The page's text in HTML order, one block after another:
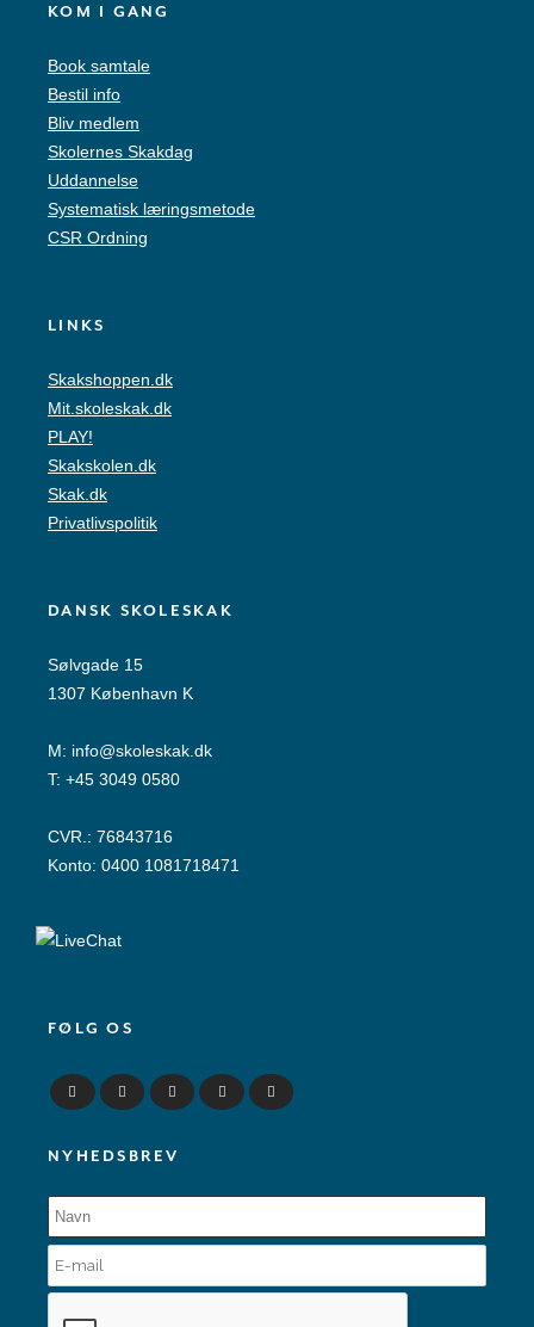
KOM I GANG
Book samtale
Bestil info
Bliv medlem
Skolernes Skakdag
Uddannelse
Systematisk læringsmetode
CSR Ordning
LINKS
Skakshoppen.dk
Mit.skoleskak.dk
PLAY!
Skakskolen.dk
Skak.dk
Privatlivspolitik
DANSK SKOLESKAK
Sølvgade 15
1307 København K
M: info@skoleskak.dk
T: +45 3049 0580
CVR.: 76843716
Konto: 0400 1081718471
FØLG OS
NYHEDSBREV